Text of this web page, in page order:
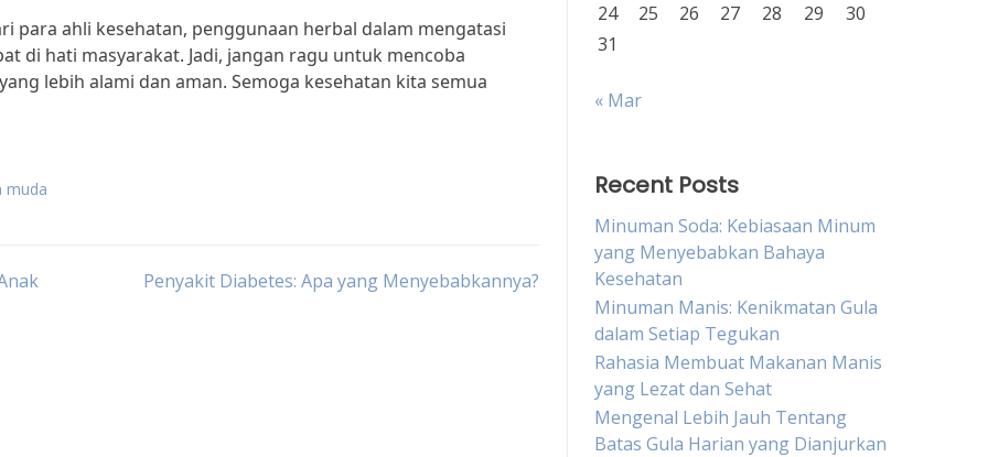
para ahli kesehatan, penggunaan herbal dalam mengatasi
di hati masyarakat. Jadi, jangan ragu untuk mencoba
lebih alami dan aman. Semoga kesehatan kita semua
muda
Penyakit Diabetes: Apa yang Menyebabkannya?
24
25 26 27 28 29
30
31
« Mar
Recent Posts
Minuman Soda: Kebiasaan Minum
yang Menyebabkan Bahaya
Kesehatan
Minuman Manis: Kenikmatan Gula
dalam Setiap Tegukan
Rahasia Membuat Makanan Manis
yang Lezat dan Sehat
Mengenal Lebih Jauh Tentang
Batas Gula Harian yang Dianjurkan